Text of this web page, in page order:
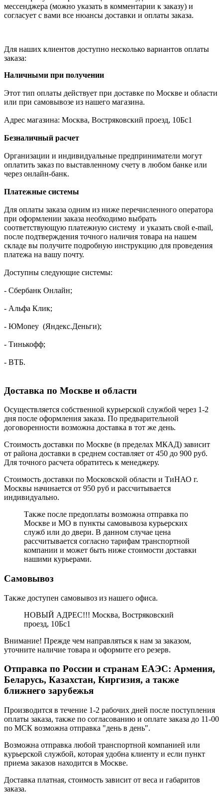
мессенджера (можно указать в комментарии к заказу) и
согласует с вами все нюансы доставки и оплаты заказа.
Для наших клиентов доступно несколько вариантов оплаты
заказа:
Наличными при получении
Этот тип оплаты действует при доставке по Москве и области
или при самовывозе из нашего магазина.
Адрес магазина: Москва, Востряковский проезд, 10Бс1
Безналичный расчет
Организации и индивидуальные предприниматели могут
оплатить заказ по выставленному счету в любом банке или
через онлайн-банк.
Платежные системы
Для оплаты заказа одним из ниже перечисленного оператора
при оформлении заказа необходимо выбрать
соответствующую платежную систему и указать свой e-mail,
после подтверждения точного наличия товара на нашем
складе вы получите подробную инструкцию для проведения
платежа на вашу почту.
Доступны следующие системы:
- Сбербанк Онлайн;
- Альфа Клик;
- ЮMoney (Яндекс.Деньги);
- Тинькофф;
- ВТБ.
Доставка по Москве и области
Осуществляется собственной курьерской службой через 1-2
дня после оформления заказа. По предварительной
договоренности возможна доставка в тот же день.
Стоимость доставки по Москве (в пределах МКАД) зависит
от района доставки в среднем составляет от 450 до 900 руб.
Для точного расчета обратитесь к менеджеру.
Стоимость доставки по Московской области и ТиНАО г.
Москвы начинается от 950 руб и рассчитывается
индивидуально.
Также после предоплаты возможна отправка по
Москве и МО в пункты самовывоза курьерских
служб или до двери. В данном случае цена
рассчитывается согласно тарифам транспортной
компании и может быть ниже стоимости доставки
нашими курьерами.
Самовывоз
Также доступен самовывоз из нашего офиса.
НОВЫЙ АДРЕС!!! Москва, Востряковский
проезд, 10Бс1
Внимание! Прежде чем направляться к нам за заказом,
уточните наличие товара и оформите его резерв.
Отправка по России и странам ЕАЭС: Армения,
Беларусь, Казахстан, Киргизия, а также
ближнего зарубежья
Производится в течение 1-2 рабочих дней после поступления
оплаты заказа, также по согласованию и оплате заказа до 11-00
по МСК возможна отправка "день в день".
Возможна отправка любой транспортной компанией или
курьерской службой, которая удобна клиенту и если пункт
приема заказов находится в Москве.
Доставка платная, стоимость зависит от веса и габаритов
заказа.